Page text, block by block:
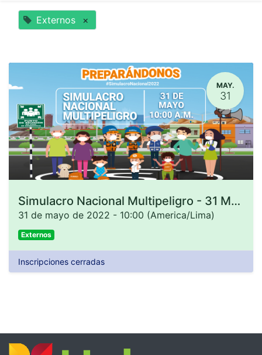
Externos ×
MAY.
31
Simulacro Nacional Multipeligro - 31 Mayo
31 de mayo de 2022 - 10:00 (America/Lima)
Externos
Inscripciones cerradas